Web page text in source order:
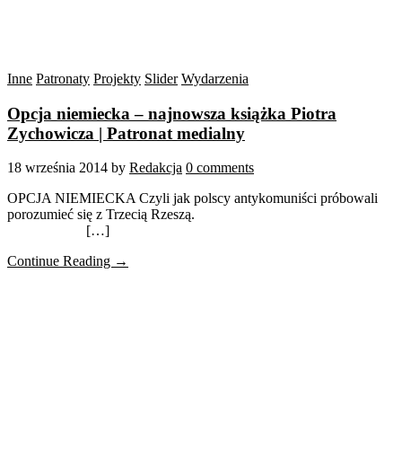
Inne Patronaty Projekty Slider Wydarzenia
Opcja niemiecka – najnowsza książka Piotra
Zychowicza | Patronat medialny
18 września 2014 by Redakcja 0 comments
OPCJA NIEMIECKA Czyli jak polscy antykomuniści próbowali
porozumieć się z Trzecią Rzeszą.
[…]
Continue Reading →